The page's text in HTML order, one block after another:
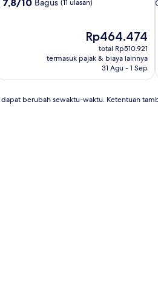
(11 ulasan)
Harga
sekarang
Rp464.474
Rp464.474
total Rp510.921
termasuk pajak & biaya lainnya
31 Agu - 1 Sep
berubah sewaktu-waktu. Ketentuan